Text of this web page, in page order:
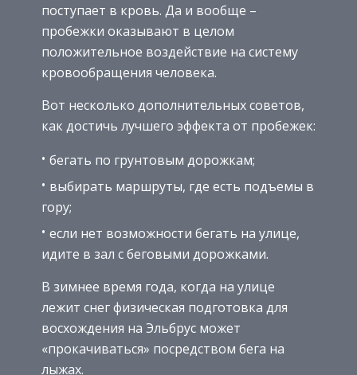
поступает в кровь. Да и вообще –
пробежки оказывают в целом
положительное воздействие на систему
кровообращения человека.
Вот несколько дополнительных советов,
как достичь лучшего эффекта от пробежек:
бегать по грунтовым дорожкам;
выбирать маршруты, где есть подъемы в
гору;
если нет возможности бегать на улице,
идите в зал с беговыми дорожками.
В зимнее время года, когда на улице
лежит снег физическая подготовка для
восхождения на Эльбрус может
«прокачиваться» посредством бега на
лыжах.